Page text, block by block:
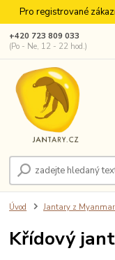
Pro registrované
+420 723 809 033
(Po - Ne, 12 - 22 hod.)
Úvod Jantary z
Křídový